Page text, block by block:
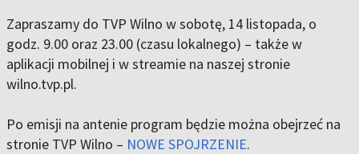
Zapraszamy do TVP Wilno w sobotę, 14 listopada, o
godz. 9.00 oraz 23.00 (czasu lokalnego) – także w
aplikacji mobilnej i w streamie na naszej stronie
wilno.tvp.pl.
Po emisji na antenie program będzie można obejrzeć na
stronie TVP Wilno – NOWE SPOJRZENIE.